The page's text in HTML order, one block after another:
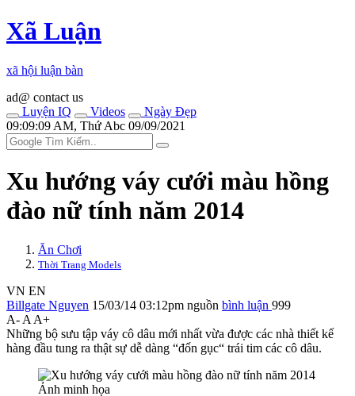
Xã Luận
xã hội luận bàn
ad@ contact us
Luyện IQ
Videos
Ngày Đẹp
09:09:09 AM, Thứ Abc 09/09/2021
Xu hướng váy cưới màu hồng
đào nữ tính năm 2014
Ăn Chơi
Thời Trang Models
VN EN
Billgate Nguyen 15/03/14 03:12pm nguồn bình luận 999
A- A A+
Những bộ sưu tập váy cô dâu mới nhất vừa được các nhà thiết kế
hàng đầu tung ra thật sự dễ dàng “đốn gục“ trái tim các cô dâu.
Ảnh minh họa